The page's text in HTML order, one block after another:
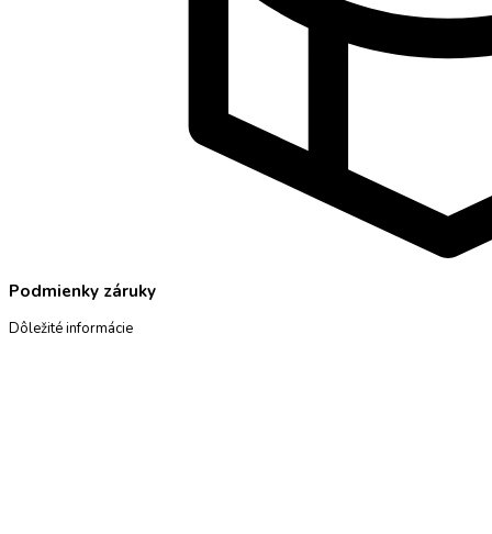
Podmienky záruky
Dôležité informácie